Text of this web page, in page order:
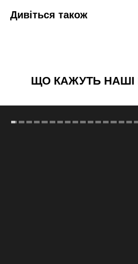
Дивіться також
ЩО КАЖУТЬ НАШІ